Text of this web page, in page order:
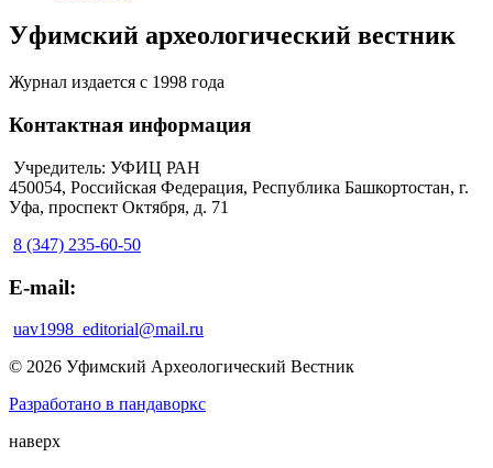
Уфимский археологический вестник
Журнал издается с 1998 года
Контактная информация
Учредитель: УФИЦ РАН
450054, Российская Федерация, Республика Башкортостан, г.
Уфа, проспект Октября, д. 71
8 (347) 235-60-50
E-mail:
uav1998_editorial@mail.ru
© 2026 Уфимский Археологический Вестник
Разработано в пандаворкс
наверх